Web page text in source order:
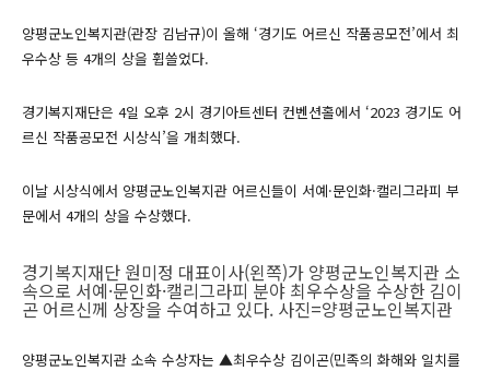
양평군노인복지관(관장 김남규)이 올해 ‘경기도 어르신 작품공모전’에서 최
우수상 등 4개의 상을 휩쓸었다.
경기복지재단은 4일 오후 2시 경기아트센터 컨벤션홀에서 ‘2023 경기도 어
르신 작품공모전 시상식’을 개최했다.
이날 시상식에서 양평군노인복지관 어르신들이 서예·문인화·캘리그라피 부
문에서 4개의 상을 수상했다.
경기복지재단 원미정 대표이사(왼쪽)가 양평군노인복지관 소
속으로 서예·문인화·캘리그라피 분야 최우수상을 수상한 김이
곤 어르신께 상장을 수여하고 있다. 사진=양평군노인복지관
양평군노인복지관 소속 수상자는 ▲최우수상 김이곤(민족의 화해와 일치를